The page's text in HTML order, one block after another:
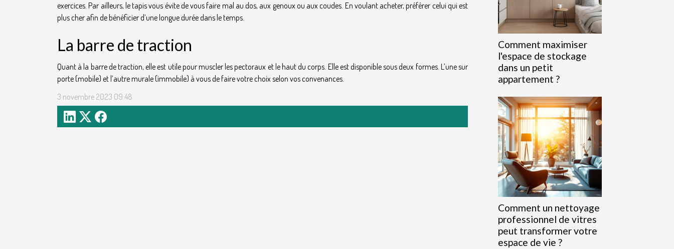
exercices. Par ailleurs, le tapis vous évite de vous faire mal au dos, aux genoux ou aux coudes. En voulant acheter, préférer celui qui est
plus cher afin de bénéficier d’une longue durée dans le temps.
La barre de traction
Quant à la barre de traction, elle est utile pour muscler les pectoraux et le haut du corps. Elle est disponible sous deux formes. L’une sur
porte (mobile) et l’autre murale (immobile) à vous de faire votre choix selon vos convenances.
3 novembre 2023 09:48
Comment maximiser
l'espace de stockage
dans un petit
appartement ?
Comment un nettoyage
professionnel de vitres
peut transformer votre
espace de vie ?